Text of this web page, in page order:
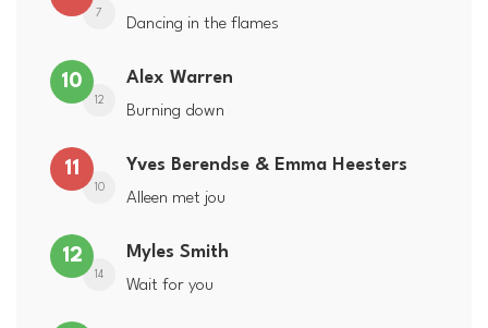
7
Dancing in the flames
10
12
Alex Warren
Burning down
11
10
Yves Berendse & Emma Heesters
Alleen met jou
12
14
Myles Smith
Wait for you